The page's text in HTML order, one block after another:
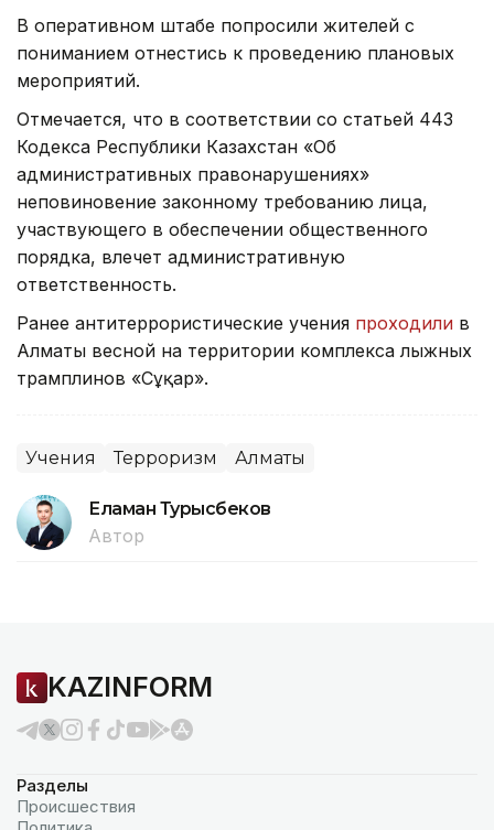
В оперативном штабе попросили жителей с
пониманием отнестись к проведению плановых
мероприятий.
Отмечается, что в соответствии со статьей 443
Кодекса Республики Казахстан «Об
административных правонарушениях»
неповиновение законному требованию лица,
участвующего в обеспечении общественного
порядка, влечет административную
ответственность.
Ранее антитеррористические учения проходили в
Алматы весной на территории комплекса лыжных
трамплинов «Cұңқар».
Учения Терроризм Алматы
Еламан Турысбеков
Автор
KAZINFORM
Разделы
Происшествия